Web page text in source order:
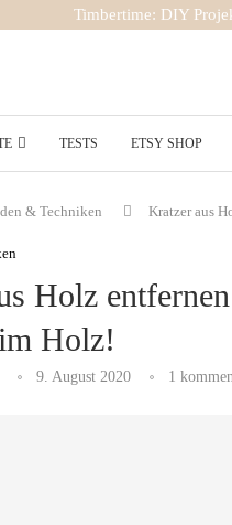
Timbertime: DIY
TESTS ETSY SHOP
& Techniken Kratzer aus
Holz
Holz!
9. August 2020 1